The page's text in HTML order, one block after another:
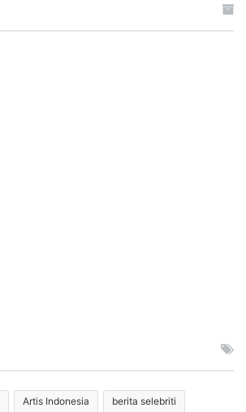
Artis Indonesia berita selebriti